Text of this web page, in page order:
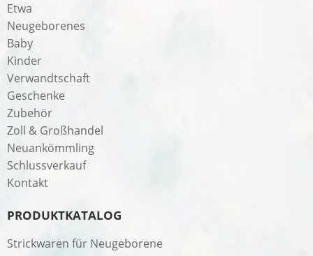
Etwa
Neugeborenes
Baby
Kinder
Verwandtschaft
Geschenke
Zubehör
Zoll & Großhandel
Neuankömmling
Schlussverkauf
Kontakt
PRODUKTKATALOG
Strickwaren für Neugeborene